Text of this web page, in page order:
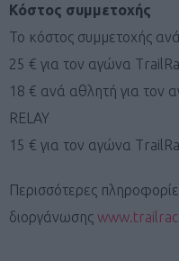
Κόστος συμμετοχής
Το κόστος συμμετοχής
25 € για τον αγώνα
18 € ανά αθλητή για τον
RELAY
15 € για τον αγώνα
Περισσότερες
διοργάνωσης